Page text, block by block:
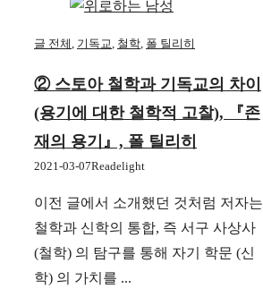
글 전체 기독교 철학 폴 틸리히
② 스토아 철학과 기독교의 차이
(용기에 대한 철학적 고찰), 『존
재의 용기』, 폴 틸리히
2021-03-07Readelight
이전 글에서 소개했던 것처럼 저자는
철학과 신학의 통합, 즉 서구 사상사
(철학) 의 탐구를 통해 자기 학문 (신
학) 의 가치를 ...